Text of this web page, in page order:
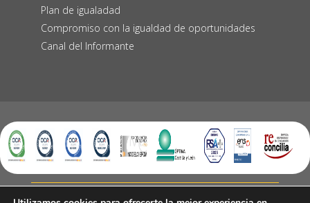
Plan de igualadad
Compromiso con la igualdad de oportunidades
Canal del Informante